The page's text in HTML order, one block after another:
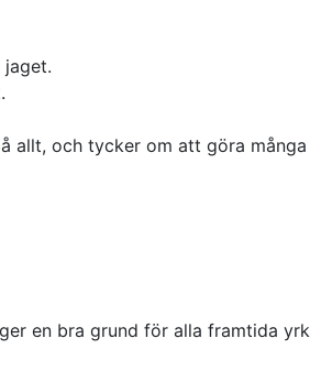
allt, och tycker om att göra många
en bra grund för alla framtida